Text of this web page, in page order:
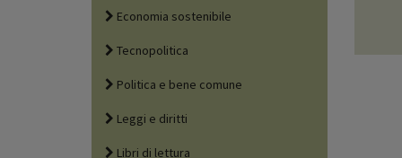
Economia sostenibile
Tecnopolitica
Politica e bene comune
Leggi e diritti
Libri di lettura